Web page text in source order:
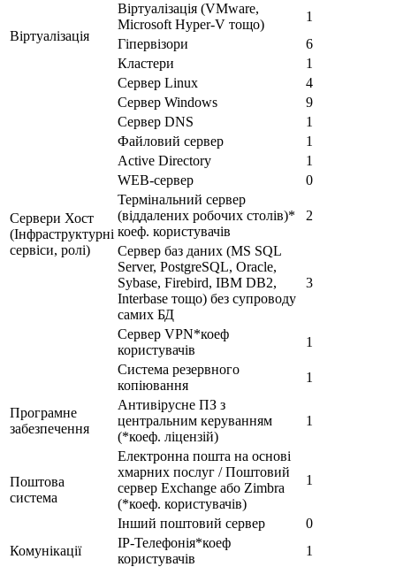
Віртуалізація
Віртуалізація (VMware,
Microsoft Hyper-V тощо)
1
Гіпервізори
6
Кластери
1
Сервери Хост
(Інфраструктурні
сервіси, ролі)
Сервер Linux
4
Сервер Windows
9
Сервер DNS
1
Файловий сервер
1
Active Directory
1
WEB-сервер
0
Термінальний сервер
(віддалених робочих столів)*
коеф. користувачів
2
Сервер баз даних (MS SQL
Server, PostgreSQL, Oracle,
Sybase, Firebird, IBM DB2,
Interbase тощо) без супроводу
самих БД
3
Сервер VPN*коеф
користувачів
1
Система резервного
копіювання
1
Програмне
забезпечення
Антивірусне ПЗ з
центральним керуванням
(*коеф. ліцензій)
1
Поштова
система
Електронна пошта на основі
хмарних послуг / Поштовий
сервер Exchange або Zimbra
(*коеф. користувачів)
1
Інший поштовий сервер
0
Комунікації
IP-Телефонія*коеф
користувачів
1